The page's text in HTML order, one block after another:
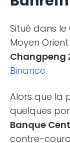
Situé dans
Moyen
Changpeng
Binance.
Alors que la
quelques
Banque
contre-